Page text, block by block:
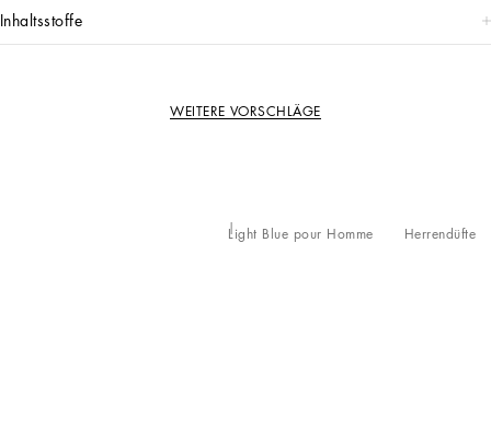
inhaltsstoffe
WEITERE VORSCHLÄGE
Herrendüfte
Light Blue pour Homme